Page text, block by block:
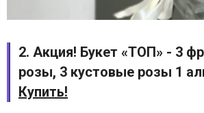
2. Акция! Букет «ТОП» - 3
розы, 3 кустовые розы 1
Купить!